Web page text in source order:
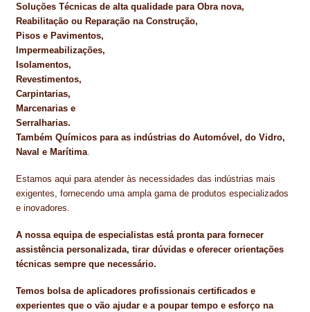
Soluções Técnicas de alta qualidade para Obra nova,
Reabilitação ou Reparação na Construção,
Pisos e Pavimentos,
Impermeabilizações,
Isolamentos,
Revestimentos,
Carpintarias,
Marcenarias e
Serralharias.
Também Químicos para as indústrias do Automóvel, do Vidro,
Naval e Marítima.
Estamos aqui para atender às necessidades das indústrias mais
exigentes, fornecendo uma ampla gama de produtos especializados
e inovadores.
A nossa equipa de especialistas está pronta para fornecer
assistência personalizada, tirar dúvidas e oferecer orientações
técnicas sempre que necessário.
Temos bolsa de aplicadores profissionais certificados e
experientes que o vão ajudar e a poupar tempo e esforço na